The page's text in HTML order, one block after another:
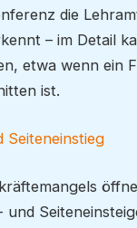
die
– im Detail
etwa wenn ein
ist.
Seiteneinstieg